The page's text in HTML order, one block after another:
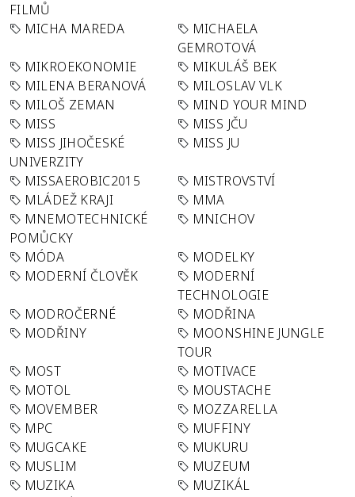
FILMŮ
MICHA MAREDA
MICHAELA
GEMROTOVÁ
MIKROEKONOMIE
MIKULÁŠ BEK
MILENA BERANOVÁ
MILOSLAV VLK
MILOŠ ZEMAN
MIND YOUR MIND
MISS
MISS JČU
MISS JIHOČESKÉ
UNIVERZITY
MISS JU
MISSAEROBIC2015
MISTROVSTVÍ
MLÁDEŽ KRAJI
MMA
MNEMOTECHNICKÉ
POMŮCKY
MNICHOV
MÓDA
MODELKY
MODERNÍ ČLOVĚK
MODERNÍ
TECHNOLOGIE
MODROČERNÉ
MODŘINA
MODŘINY
MOONSHINE JUNGLE
TOUR
MOST
MOTIVACE
MOTOL
MOUSTACHE
MOVEMBER
MOZZARELLA
MPC
MUFFINY
MUGCAKE
MUKURU
MUSLIM
MUZEUM
MUZIKA
MUZIKÁL